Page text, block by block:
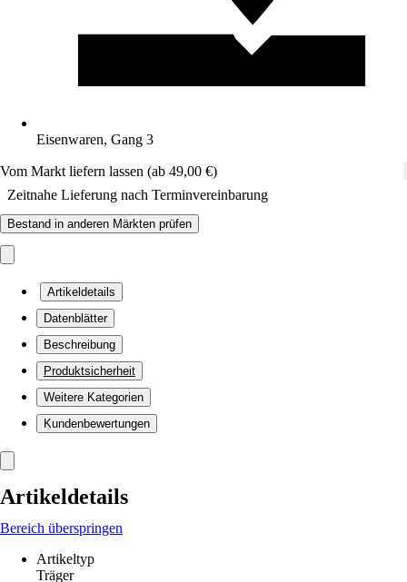
Eisenwaren, Gang 3
Vom Markt liefern lassen (ab 49,00 €)
Zeitnahe Lieferung nach Terminvereinbarung
Bestand in anderen Märkten prüfen
Artikeldetails
Datenblätter
Beschreibung
Produktsicherheit
Weitere Kategorien
Kundenbewertungen
Artikeldetails
Bereich überspringen
Artikeltyp
Träger